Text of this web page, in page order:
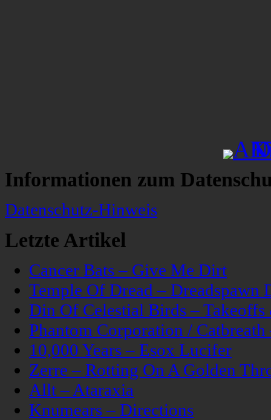
Informationen zum
Datenschutz-Hinweis
Letzte Artikel
Cancer Bats – Give Me Dirt
Temple Of Dread – Dreadspawn
Din Of Celestial Birds –
Phantom Corporation /
10,000 Years – Esox Lucifer
Zerre – Rotting On A Golden
Allt – Ataraxia
Knumears – Directions